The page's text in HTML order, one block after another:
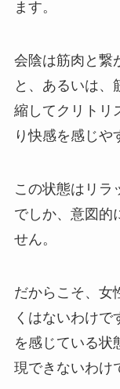
ます。
会陰は筋肉と繋
と、あるいは、
縮してクリトリ
り快感を感じや
この状態はリラ
でしか、意図的
せん。
だからこそ、女
くはないわけで
を感じている状
現できないわけ